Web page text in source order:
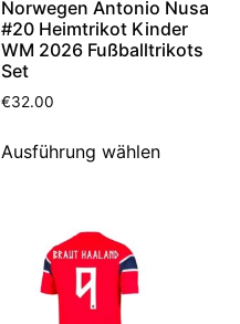
Norwegen Antonio Nusa
#20 Heimtrikot Kinder
WM 2026 Fußballtrikots
Set
€32.00
Ausführung wählen